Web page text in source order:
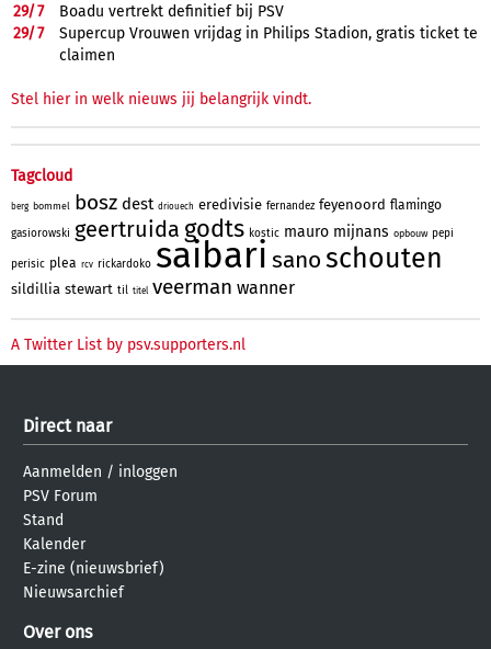
29/7
Boadu vertrekt definitief bij PSV
29/7
Supercup Vrouwen vrijdag in Philips Stadion, gratis ticket te
claimen
Stel hier in welk nieuws jij belangrijk vindt.
Tagcloud
berg bommel bosz dest driouech eredivisie fernandez feyenoord flamingo
gasiorowski geertruida godts kostic mauro mijnans opbouw pepi
perisic plea rcv rickardoko saibari sanoschouten
sildillia stewart til titel veerman wanner
A Twitter List by psv.supporters.nl
Direct naar
Aanmelden / inloggen
PSV Forum
Stand
Kalender
E-zine (nieuwsbrief)
Nieuwsarchief
Over ons